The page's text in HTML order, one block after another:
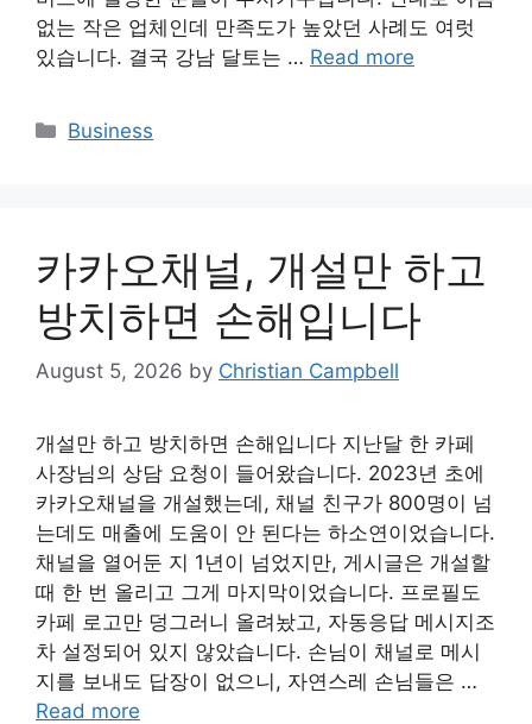
없는 작은 업체인데 만족도가 높았던 사례도 여럿
있습니다. 결국 강남 달토는 … Read more
Categories
Business
카카오채널, 개설만 하고
방치하면 손해입니다
August 5, 2026 by Christian Campbell
개설만 하고 방치하면 손해입니다 지난달 한 카페
사장님의 상담 요청이 들어왔습니다. 2023년 초에
카카오채널을 개설했는데, 채널 친구가 800명이 넘
는데도 매출에 도움이 안 된다는 하소연이었습니다.
채널을 열어둔 지 1년이 넘었지만, 게시글은 개설할
때 한 번 올리고 그게 마지막이었습니다. 프로필도
카페 로고만 덩그러니 올려놨고, 자동응답 메시지조
차 설정되어 있지 않았습니다. 손님이 채널로 메시
지를 보내도 답장이 없으니, 자연스레 손님들은 …
Read more